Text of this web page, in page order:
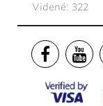
Videné: 322